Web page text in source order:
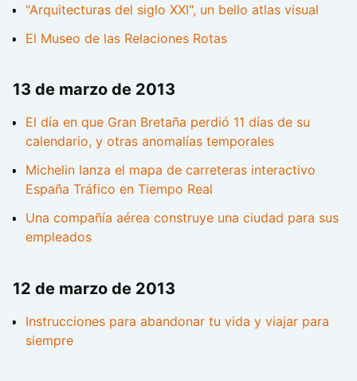
"Arquitecturas del siglo XXI", un bello atlas visual
El Museo de las Relaciones Rotas
13 de marzo de 2013
El día en que Gran Bretaña perdió 11 días de su
calendario, y otras anomalías temporales
Michelin lanza el mapa de carreteras interactivo
España Tráfico en Tiempo Real
Una compañía aérea construye una ciudad para sus
empleados
12 de marzo de 2013
Instrucciones para abandonar tu vida y viajar para
siempre